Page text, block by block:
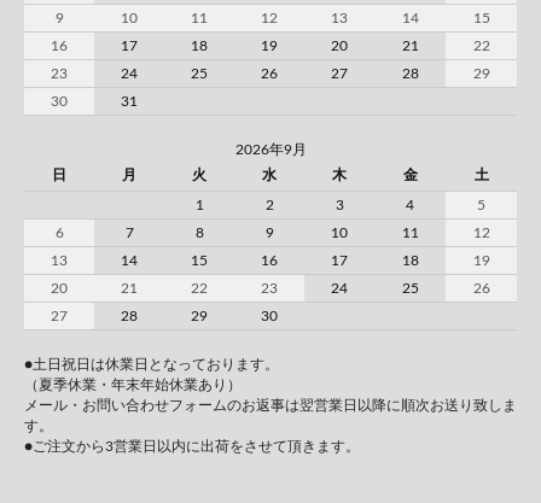
9
10 11 12 13 14
15
16
17 18 19 20 21
22
23
24 25 26 27 28
29
30
31
2026年9月
日
月 火 水 木 金 土
1 2 3 4
5
6
7 8 9 10 11
12
13
14 15 16 17 18
19
20
21 22 23 24 25
26
27
28 29 30
●土日祝日は休業日となっております。
（夏季休業・年末年始休業あり）
メール・お問い合わせフォームのお返事は翌営業日以降に順次お送り致しま
す。
●ご注文から3営業日以内に出荷をさせて頂きます。